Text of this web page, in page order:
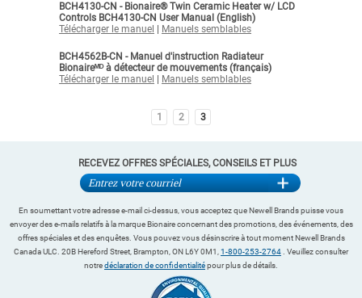
BCH4130-CN - Bionaire® Twin Ceramic Heater w/ LCD
Controls BCH4130-CN User Manual (English)
Télécharger le manuel
Manuels semblables
BCH4562B-CN - Manuel d'instruction Radiateur
Bionaireᴹᴰ à détecteur de mouvements (français)
Télécharger le manuel
Manuels semblables
1 2 3
RECEVEZ OFFRES SPÉCIALES, CONSEILS ET PLUS
En soumettant votre adresse e-mail ci-dessus, vous acceptez que Newell Brands puisse vous
envoyer des e-mails relatifs à la marque Bionaire concernant des promotions, des événements, des
offres spéciales et des enquêtes. Vous pouvez vous désinscrire à tout moment Newell Brands
Canada ULC. 20B Hereford Street, Brampton, ON L6Y 0M1, 1-800-253-2764
. Veuillez consulter
notredéclaration de confidentialitépour plus de détails.